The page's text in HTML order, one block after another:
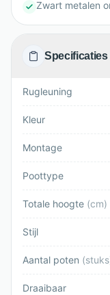
Zwart metalen
Specificaties
Rugleuning
Kleur
Montage
Poottype
Totale hoogte (cm)
Stijl
Aantal poten (stuks
Draaibaar